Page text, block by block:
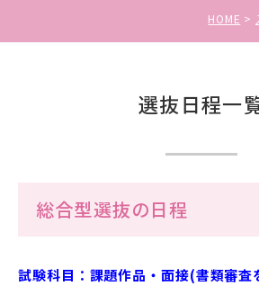
受験生の方
一般の方
HOME
選抜日程一
総合型選抜の日程
試験科目：課題作品・面接(書類審査